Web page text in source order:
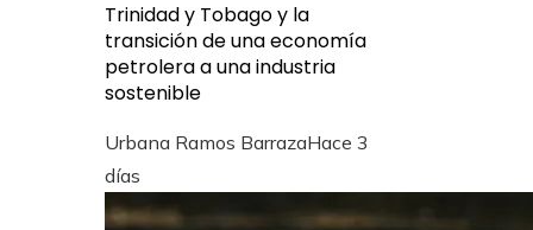
Trinidad y Tobago y la
transición de una economía
petrolera a una industria
sostenible
Urbana Ramos BarrazaHace 3
días